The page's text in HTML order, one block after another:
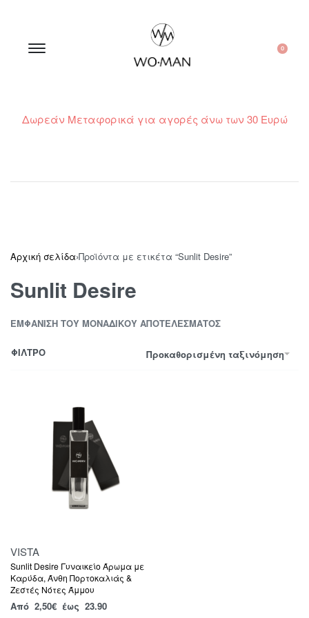
0
Δωρεάν Μεταφορικά για αγορές άνω των 30 Ευρώ
Αρχική σελίδα›Προϊόντα με ετικέτα “Sunlit Desire”
Sunlit Desire
ΕΜΦΆΝΙΣΗ ΤΟΥ ΜΟΝΑΔΙΚΟΎ ΑΠΟΤΕΛΈΣΜΑΤΟΣ
Προκαθορισμένη ταξινόμηση
ΦΙΛΤΡΟ
VISTA
Sunlit Desire Γυναικείο Άρωμα με
Καρύδα, Άνθη Πορτοκαλιάς &
Ζεστές Νότες Άμμου
Από 2,50€ έως 23.90